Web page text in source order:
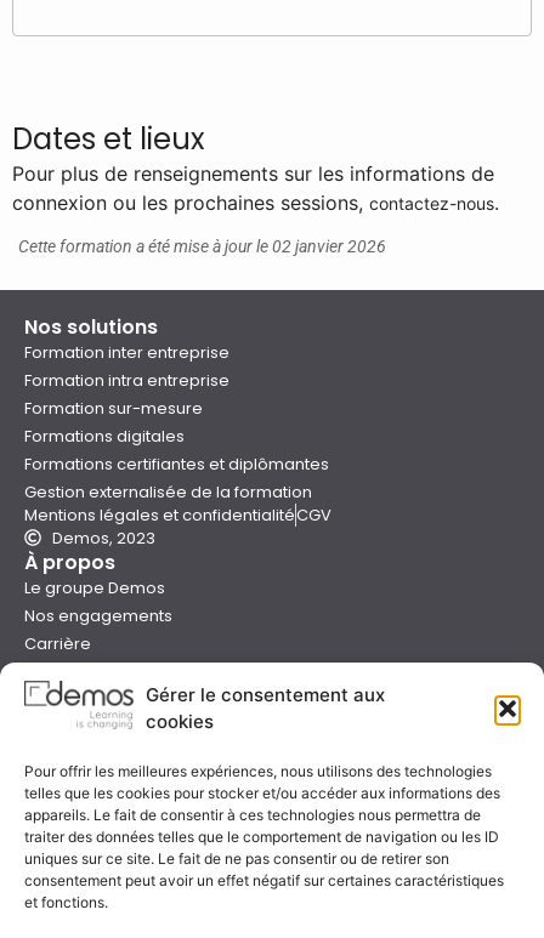
Gérer le consentement aux
cookies
Pour offrir les meilleures expériences, nous utilisons des technologies
telles que les cookies pour stocker et/ou accéder aux informations des
appareils. Le fait de consentir à ces technologies nous permettra de
traiter des données telles que le comportement de navigation ou les ID
uniques sur ce site. Le fait de ne pas consentir ou de retirer son
consentement peut avoir un effet négatif sur certaines caractéristiques
et fonctions.
Dates et lieux
Pour plus de renseignements sur les informations de
connexion ou les prochaines sessions, contactez-nous.
Cette formation a été mise à jour le 02 janvier 2026
Nos solutions
Formation inter entreprise
Formation intra entreprise
Formation sur-mesure
Formations digitales
Formations certifiantes et diplômantes
Gestion externalisée de la formation
Mentions légales et confidentialitéCGV
Demos, 2023
À propos
Le groupe Demos
Nos engagements
Carrière
Presse
Catalogues
Aide
Nous contacter
Nous trouver
Préparer sa formation
Sessions garanties